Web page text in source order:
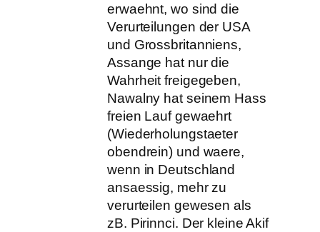
erwaehnt, wo sind die
Verurteilungen der USA
und Grossbritanniens,
Assange hat nur die
Wahrheit freigegeben,
Nawalny hat seinem Hass
freien Lauf gewaehrt
(Wiederholungstaeter
obendrein) und waere,
wenn in Deutschland
ansaessig, mehr zu
verurteilen gewesen als
zB. Pirinnci. Der kleine Akif